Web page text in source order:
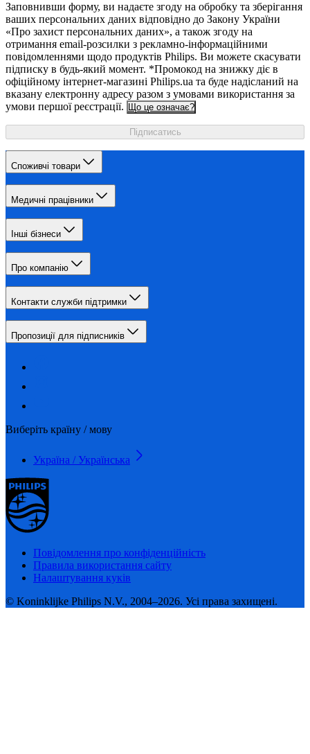
Заповнивши форму, ви надаєте згоду на обробку та зберігання
ваших персональних даних відповідно до Закону України
«Про захист персональних даних», а також згоду на
отримання email-розсилки з рекламно-інформаційними
повідомленнями щодо продуктів Philips. Ви можете скасувати
підписку в будь-який момент. *Промокод на знижку діє в
офіційному інтернет-магазині Philips.ua та буде надісланий на
вказану електронну адресу разом з умовами використання за
умови першої реєстрації. Що це означає?
Підписатись
Споживчі товари
Медичні працівники
Інші бізнеси
Про компанію
Контакти служби підтримки
Пропозиції для підписників
Виберіть країну / мову
Україна / Українська
Повідомлення про конфіденційність
Правила використання сайту
Налаштування куків
© Koninklijke Philips N.V., 2004–2026. Усі права захищені.